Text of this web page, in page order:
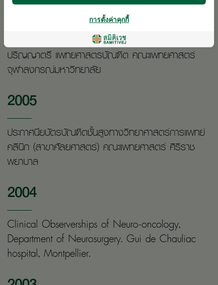
ปริญญาตรี แพทยศาสตรบัณฑิต คณะแพทยศาสตร์
จุฬาลงกรณ์มหาวิทยาลัย
2005
ประกาศนียบัตรบัณฑิตชั้นสูงทางวิทยาศาสตร์การแพทย์
คลินิก (สาขาศัลยศาสตร์) คณะแพทยศาสตร์ ศิริราช
พยาบาล
2004
Clinical Observerships of Neuro-oncology,
Department of Neurosurgery. Gui de Chauliac
hospital, Montpellier.
การตั้งค่าคุกกี้